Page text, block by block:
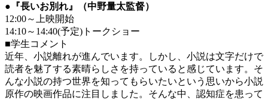
●『長いお別れ』（中野量太監督）
12:00～上映開始
14:10～14:40(予定)トークショー
■学生コメント
近年、小説離れが進んでいます。しかし、小説は文字だけで
読者を魅了する素晴らしさを持っていると感じています。そ
んな小説の持つ世界を知ってもらいたいという思いから小説
原作の映画作品に注目しました。そんな中、認知症を患って